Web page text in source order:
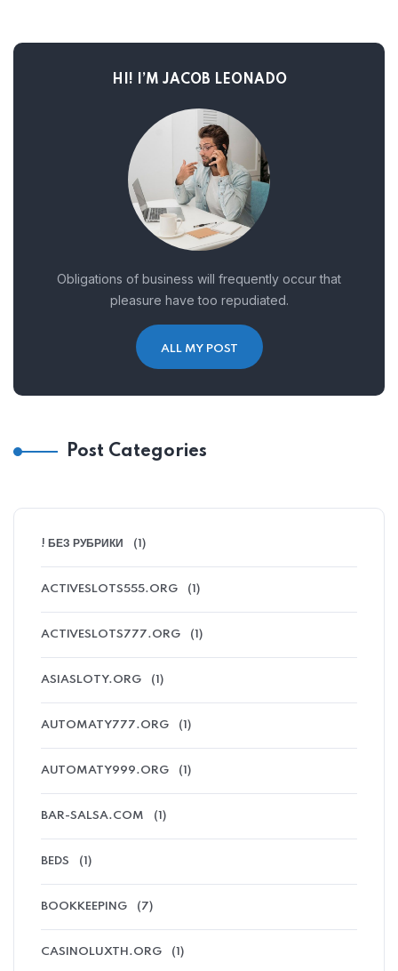
HI! I’M JACOB LEONADO
Obligations of business will frequently occur that
pleasure have too repudiated.
ALL MY POST
Post Categories
! БЕЗ РУБРИКИ (1)
ACTIVESLOTS555.ORG (1)
ACTIVESLOTS777.ORG (1)
ASIASLOTY.ORG (1)
AUTOMATY777.ORG (1)
AUTOMATY999.ORG (1)
BAR-SALSA.COM (1)
BEDS (1)
BOOKKEEPING (7)
CASINOLUXTH.ORG (1)